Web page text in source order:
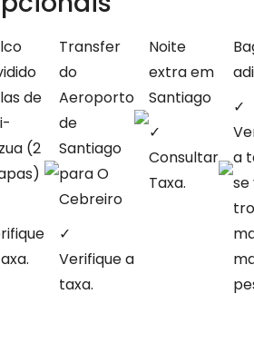
de
(2
Transfer
do
Aeroporto
de
Santiago
para O
Cebreiro
✓
Verifique a
taxa.
Noite
extra em
Santiago
✓
Consultar
Taxa.
✓
a
se